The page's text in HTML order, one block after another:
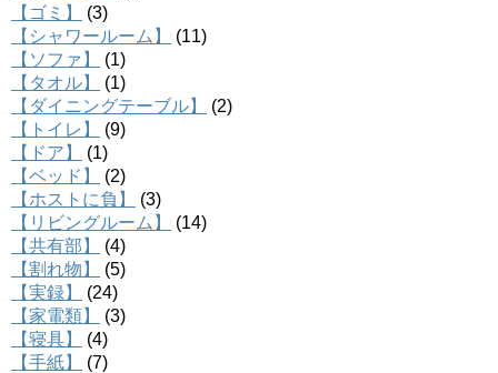
【ゴミ】
(3)
【シャワールーム】
(11)
【ソファ】
(1)
【タオル】
(1)
【ダイニングテーブル】
(2)
【トイレ】
(9)
【ドア】
(1)
【ベッド】
(2)
【ホストに負】
(3)
【リビングルーム】
(14)
【共有部】
(4)
【割れ物】
(5)
【実録】
(24)
【家電類】
(3)
【寝具】
(4)
【手紙】
(7)